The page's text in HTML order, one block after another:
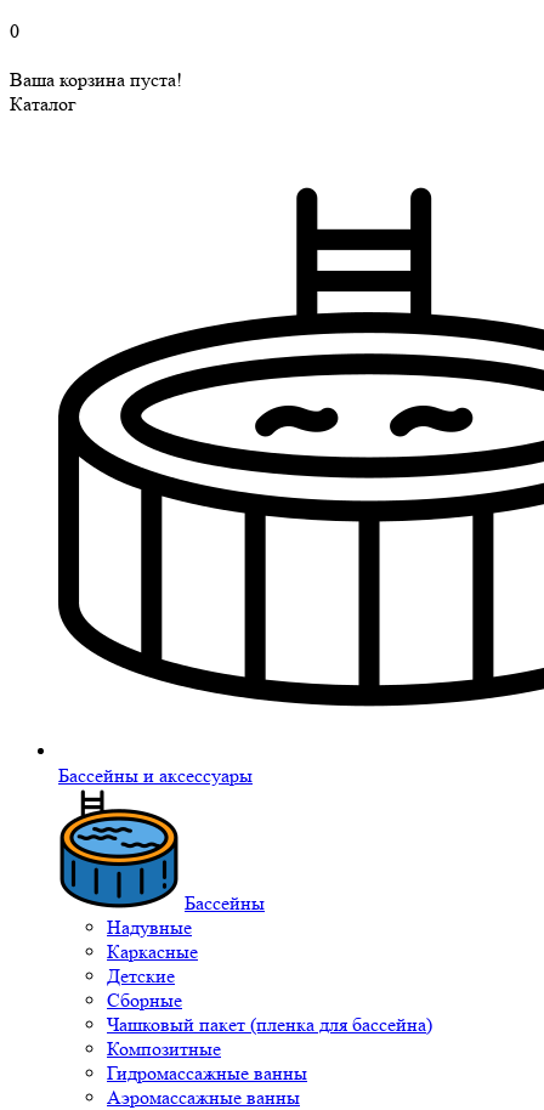
0
Ваша корзина пуста!
Каталог
Бассейны и аксессуары
Бассейны
Надувные
Каркасные
Детские
Сборные
Чашковый пакет (пленка для бассейна)
Композитные
Гидромассажные ванны
Аэромассажные ванны